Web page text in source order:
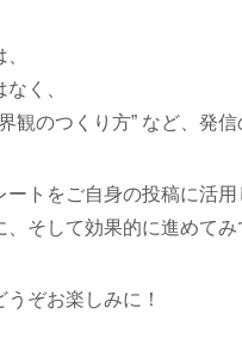
く、
観のつくり方” など、発
トをご自身の投稿に活用
そして効果的に進めてみ
ぞお楽しみに！